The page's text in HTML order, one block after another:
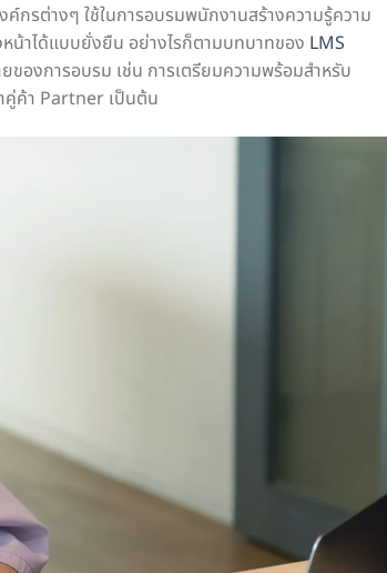
กรต่างๆ ใช้ในการอบรมพนักงานสร้างความรู้ความ
น้าได้แบบยั่งยืน อย่างไรก็ตามบทบาทของ LMS
ของการอบรม เช่น การเตรียมความพร้อมสำหรับ
ค้า Partner เป็นต้น